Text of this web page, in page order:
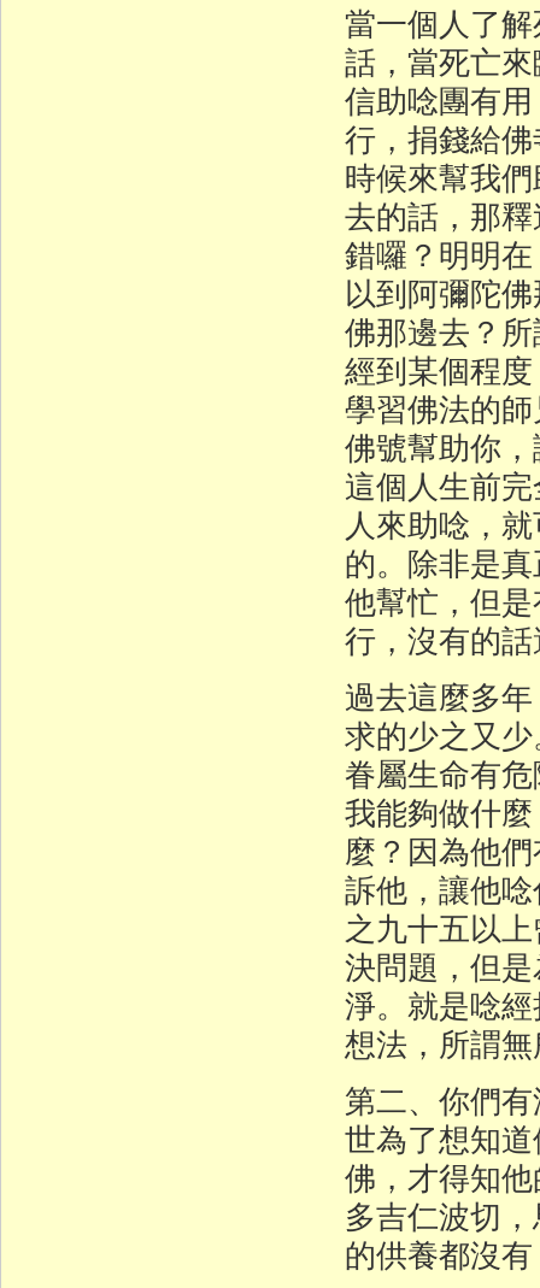
當一個人了
話，當死亡
信助唸團有
行，捐錢給
時候來幫我
去的話，那
錯囉？明明
以到阿彌陀
佛那邊去？
經到某個程
學習佛法的
佛號幫助你
這個人生前
人來助唸，
的。除非是
他幫忙，但
行，沒有的
過去這麼多
求的少之又
眷屬生命有
我能夠做什
麼？因為他
訴他，讓他
之九十五以
決問題，但
淨。就是唸
想法，所謂
第二、你們
世為了想知
佛，才得知
多吉仁波切
的供養都沒